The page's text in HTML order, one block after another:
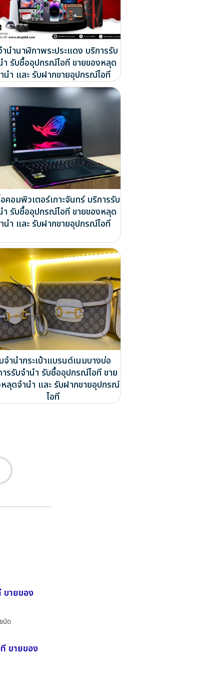
นำนาฬิกาพระประแดง บริการรับ
ำ รับซื้ออุปกรณ์ไอที ขายของหลุด
นำ และ รับฝากขายอุปกรณ์ไอที
คอมพิวเตอร์เกาะจันทร์ บริการรับ
ำ รับซื้ออุปกรณ์ไอที ขายของหลุด
นำ และ รับฝากขายอุปกรณ์ไอที
จำนำกระเป๋าแบรนด์เนมบางบ่อ
รรับจำนำ รับซื้ออุปกรณ์ไอที ขาย
ลุดจำนำ และ รับฝากขายอุปกรณ์
ไอที
ขายของ
นิด
ขายของ